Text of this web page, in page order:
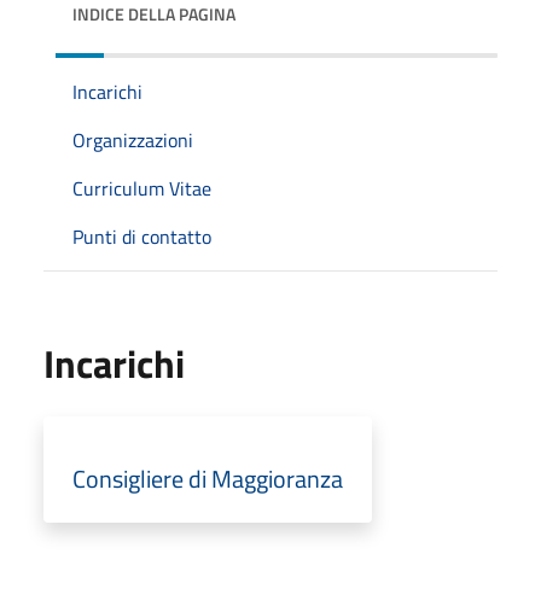
INDICE DELLA PAGINA
Incarichi
Organizzazioni
Curriculum Vitae
Punti di contatto
Incarichi
Consigliere di Maggioranza